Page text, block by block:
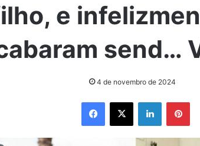
e
send…
4 de novembro de 2024
Facebook
X Linkedin